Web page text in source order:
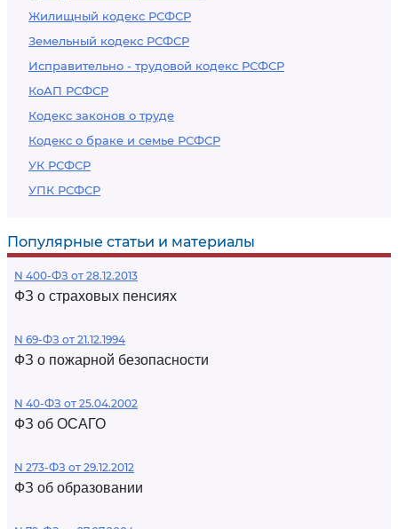
Жилищный кодекс РСФСР
Земельный кодекс РСФСР
Исправительно - трудовой кодекс РСФСР
КоАП РСФСР
Кодекс законов о труде
Кодекс о браке и семье РСФСР
УК РСФСР
УПК РСФСР
Популярные статьи и материалы
N 400-ФЗ от 28.12.2013
ФЗ о страховых пенсиях
N 69-ФЗ от 21.12.1994
ФЗ о пожарной безопасности
N 40-ФЗ от 25.04.2002
ФЗ об ОСАГО
N 273-ФЗ от 29.12.2012
ФЗ об образовании